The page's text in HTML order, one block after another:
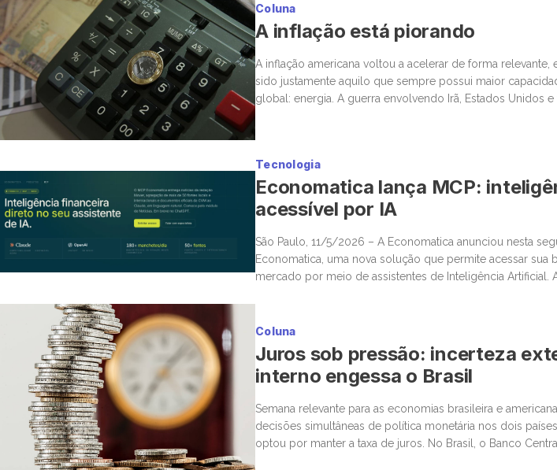
Coluna
A inflação está piorando
A inflação americana voltou a acelerar de forma
sido justamente aquilo que sempre possui maior
global: energia. A guerra envolvendo Irã, Estados Unidos
Tecnologia
Economatica lança MCP:
acessível por IA
São Paulo, 11/5/2026 – A Economatica anunciou nesta
Economatica, uma nova solução que permite acessar
mercado por meio de assistentes de Inteligência Artificial.
Coluna
Juros sob pressão: incerteza
interno engessa o Brasil
Semana relevante para as economias brasileira e
decisões simultâneas de política monetária nos dois
optou por manter a taxa de juros. No Brasil, o Banco